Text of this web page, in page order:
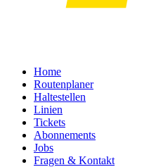
Home
Routenplaner
Haltestellen
Linien
Tickets
Abonnements
Jobs
Fragen & Kontakt